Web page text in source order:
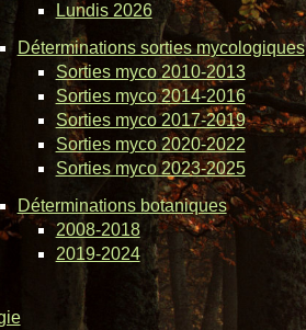
Lundis 2026
Déterminations sorties mycologiques
Sorties myco 2010-2013
Sorties myco 2014-2016
Sorties myco 2017-2019
Sorties myco 2020-2022
Sorties myco 2023-2025
Déterminations botaniques
2008-2018
2019-2024